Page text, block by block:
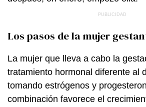
Los pasos de la mujer
La mujer que lleva a cabo la
tratamiento hormonal diferente al
tomando estrógenos y
combinación favorece el